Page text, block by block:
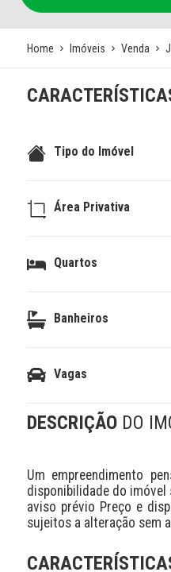
Home Imóveis Venda
Tipo do Imóvel
Área Privativa
Quartos
Banheiros
Vagas
DESCRIÇÃO DO
Um empreendimento
disponibilidade do
aviso prévio Preço e
sujeitos a alteração sem